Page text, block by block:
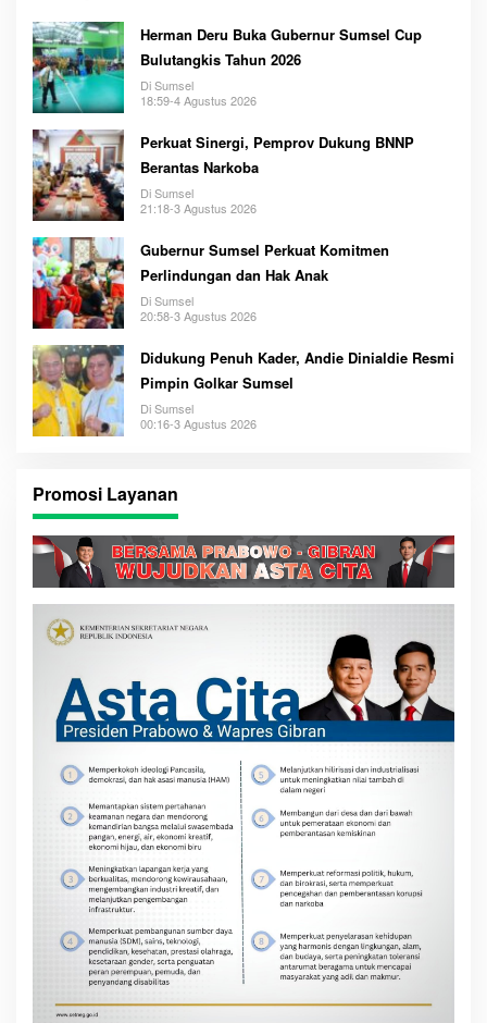
Herman Deru Buka Gubernur Sumsel Cup
Bulutangkis Tahun 2026
Di Sumsel
18:59-4 Agustus 2026
Perkuat Sinergi, Pemprov Dukung BNNP
Berantas Narkoba
Di Sumsel
21:18-3 Agustus 2026
Gubernur Sumsel Perkuat Komitmen
Perlindungan dan Hak Anak
Di Sumsel
20:58-3 Agustus 2026
Didukung Penuh Kader, Andie Dinialdie Resmi
Pimpin Golkar Sumsel
Di Sumsel
00:16-3 Agustus 2026
Promosi Layanan